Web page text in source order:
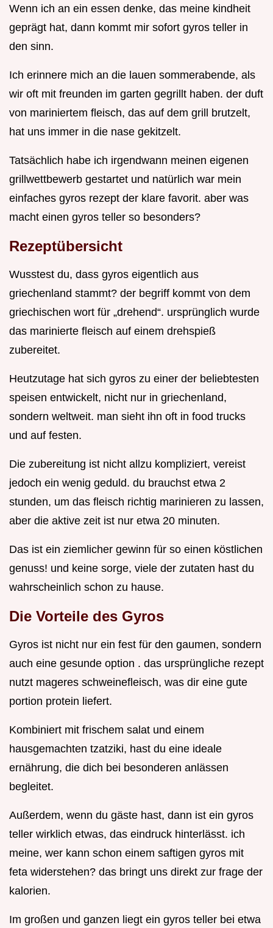
Wenn ich an ein essen denke, das meine kindheit
geprägt hat, dann kommt mir sofort gyros teller in
den sinn.
Ich erinnere mich an die lauen sommerabende, als
wir oft mit freunden im garten gegrillt haben. der duft
von mariniertem fleisch, das auf dem grill brutzelt,
hat uns immer in die nase gekitzelt.
Tatsächlich habe ich irgendwann meinen eigenen
grillwettbewerb gestartet und natürlich war mein
einfaches gyros rezept der klare favorit. aber was
macht einen gyros teller so besonders?
Rezeptübersicht
Wusstest du, dass gyros eigentlich aus
griechenland stammt? der begriff kommt von dem
griechischen wort für „drehend“. ursprünglich wurde
das marinierte fleisch auf einem drehspieß
zubereitet.
Heutzutage hat sich gyros zu einer der beliebtesten
speisen entwickelt, nicht nur in griechenland,
sondern weltweit. man sieht ihn oft in food trucks
und auf festen.
Die zubereitung ist nicht allzu kompliziert, vereist
jedoch ein wenig geduld. du brauchst etwa 2
stunden, um das fleisch richtig marinieren zu lassen,
aber die aktive zeit ist nur etwa 20 minuten.
Das ist ein ziemlicher gewinn für so einen köstlichen
genuss! und keine sorge, viele der zutaten hast du
wahrscheinlich schon zu hause.
Die Vorteile des Gyros
Gyros ist nicht nur ein fest für den gaumen, sondern
auch eine gesunde option . das ursprüngliche rezept
nutzt mageres schweinefleisch, was dir eine gute
portion protein liefert.
Kombiniert mit frischem salat und einem
hausgemachten tzatziki, hast du eine ideale
ernährung, die dich bei besonderen anlässen
begleitet.
Außerdem, wenn du gäste hast, dann ist ein gyros
teller wirklich etwas, das eindruck hinterlässt. ich
meine, wer kann schon einem saftigen gyros mit
feta widerstehen? das bringt uns direkt zur frage der
kalorien.
Im großen und ganzen liegt ein gyros teller bei etwa